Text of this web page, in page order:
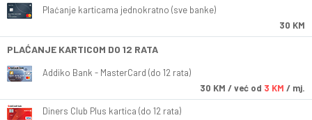
Plaćanje karticama jednokratno (sve banke)
30 KM
PLAĆANJE KARTICOM DO 12 RATA
Addiko Bank - MasterCard (do 12 rata)
30 KM / već od 3 KM / mj.
Diners Club Plus kartica (do 12 rata)